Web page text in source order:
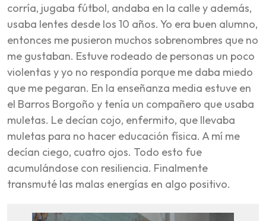
corría, jugaba fútbol, andaba en la calle y además,
usaba lentes desde los 10 años. Yo era buen alumno,
entonces me pusieron muchos sobrenombres que no
me gustaban. Estuve rodeado de personas un poco
violentas y yo no respondía porque me daba miedo
que me pegaran. En la enseñanza media estuve en
el Barros Borgoño y tenía un compañero que usaba
muletas. Le decían cojo, enfermito, que llevaba
muletas para no hacer educación física. A mí me
decían ciego, cuatro ojos. Todo esto fue
acumulándose con resiliencia. Finalmente
transmuté las malas energías en algo positivo.